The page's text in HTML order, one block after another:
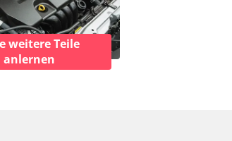
weitere Teile
anlernen